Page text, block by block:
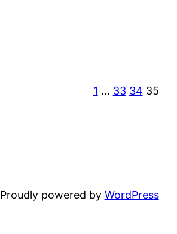
1 … 33 34 35
Proudly powered by WordPress